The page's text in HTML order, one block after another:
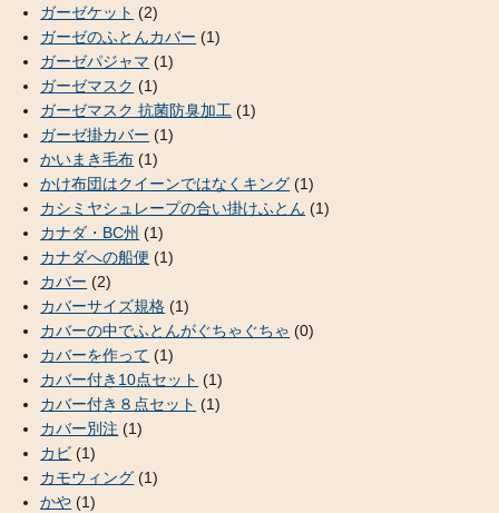
ガーゼケット (2)
ガーゼのふとんカバー (1)
ガーゼパジャマ (1)
ガーゼマスク (1)
ガーゼマスク 抗菌防臭加工 (1)
ガーゼ掛カバー (1)
かいまき毛布 (1)
かけ布団はクイーンではなくキング (1)
カシミヤシュレープの合い掛けふとん (1)
カナダ・BC州 (1)
カナダへの船便 (1)
カバー (2)
カバーサイズ規格 (1)
カバーの中でふとんがぐちゃぐちゃ (0)
カバーを作って (1)
カバー付き10点セット (1)
カバー付き８点セット (1)
カバー別注 (1)
カビ (1)
カモウィング (1)
かや (1)